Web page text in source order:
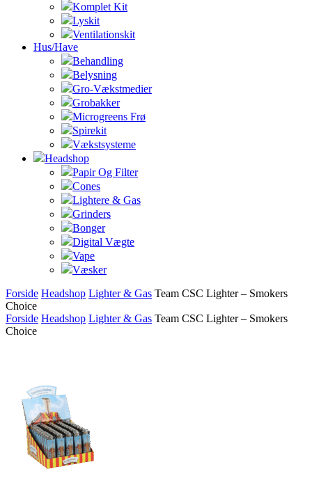
Komplet Kit
Lyskit
Ventilationskit
Hus/Have
Behandling
Belysning
Gro-Vækstmedier
Grobakker
Microgreens Frø
Spirekit
Vækstsysteme
Headshop
Papir Og Filter
Cones
Lightere & Gas
Grinders
Bonger
Digital Vægte
Vape
Væsker
Forside Headshop Lighter & Gas Team CSC Lighter – Smokers
Choice
Forside Headshop Lighter & Gas Team CSC Lighter – Smokers
Choice